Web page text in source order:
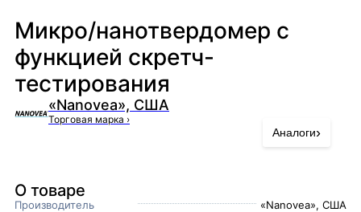
Микро/нанотвердомер с
функцией скретч-
тестирования
«Nanovea», США
Торговая марка ›
Аналоги›
О товаре
Производитель «Nanovea», США